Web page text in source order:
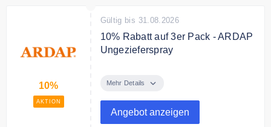
10%
AKTION
Gültig bis 31.08.2026
10% Rabatt auf 3er Pack - ARDAP
Ungezieferspray
Ungezieferspray 750ml jetzt für
Mehr Details
Angebot anzeigen